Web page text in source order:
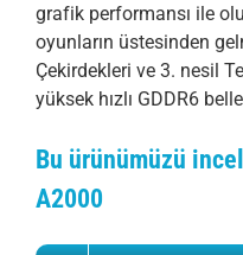
grafik performansı ile
oyunların üstesinden
Çekirdekleri ve 3. nesil
yüksek hızlı GDDR6
Bu ürünümüzü
A2000